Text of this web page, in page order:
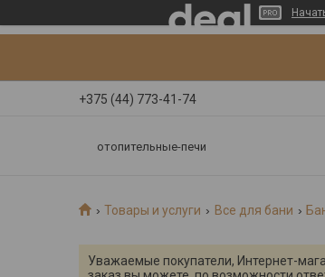
+375 (44) 773-41-74
отопительные-печи
Товары и услуги Все для бани
Уважаемые покупатели, Интернет-